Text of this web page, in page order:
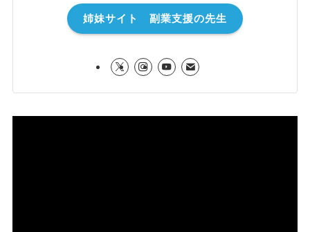
姉妹サイト 副業支援の先生